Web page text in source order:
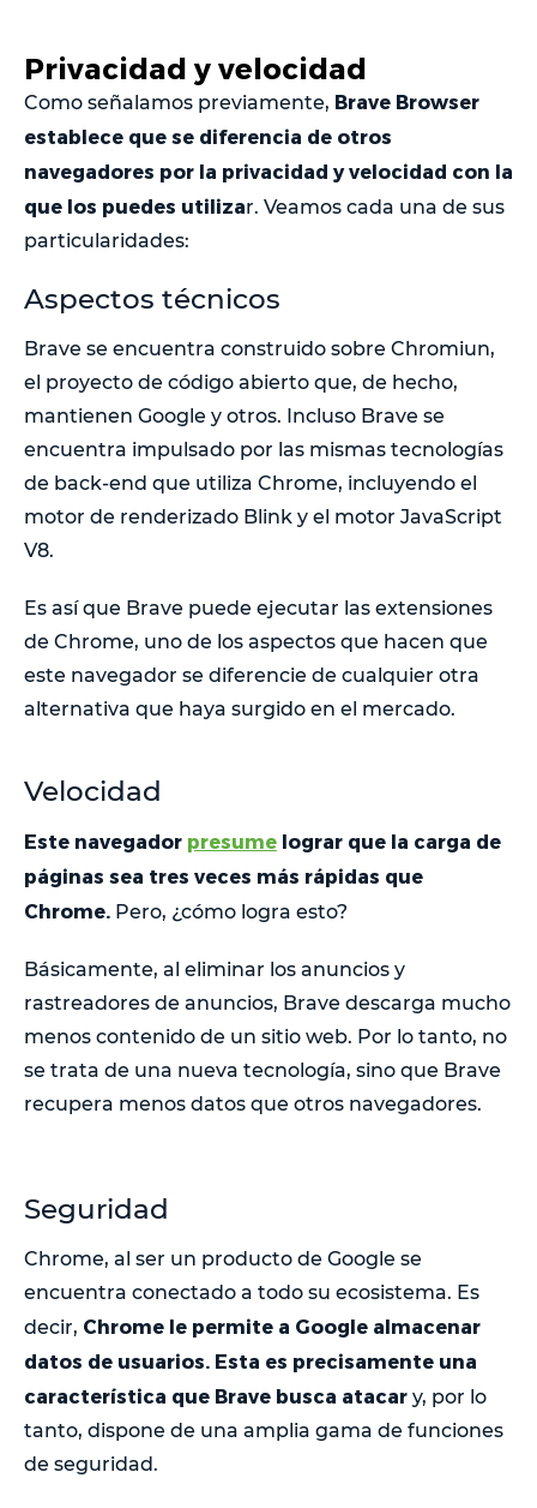
Privacidad y velocidad
Como señalamos previamente, Brave Browser
establece que se diferencia de otros
navegadores por la privacidad y velocidad con la
que los puedes utilizar. Veamos cada una de sus
particularidades:
Aspectos técnicos
Brave se encuentra construido sobre Chromiun,
el proyecto de código abierto que, de hecho,
mantienen Google y otros. Incluso Brave se
encuentra impulsado por las mismas tecnologías
de back-end que utiliza Chrome, incluyendo el
motor de renderizado Blink y el motor JavaScript
V8.
Es así que Brave puede ejecutar las extensiones
de Chrome, uno de los aspectos que hacen que
este navegador se diferencie de cualquier otra
alternativa que haya surgido en el mercado.
Velocidad
Este navegador presume lograr que la carga de
páginas sea tres veces más rápidas que
Chrome. Pero, ¿cómo logra esto?
Básicamente, al eliminar los anuncios y
rastreadores de anuncios, Brave descarga mucho
menos contenido de un sitio web. Por lo tanto, no
se trata de una nueva tecnología, sino que Brave
recupera menos datos que otros navegadores.
Seguridad
Chrome, al ser un producto de Google se
encuentra conectado a todo su ecosistema. Es
decir, Chrome le permite a Google almacenar
datos de usuarios. Esta es precisamente una
característica que Brave busca atacar y, por lo
tanto, dispone de una amplia gama de funciones
de seguridad.